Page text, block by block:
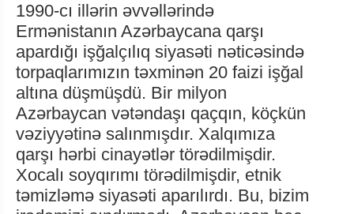
1990-cı illərin əvvəllərində
Ermənistanın Azərbaycana qarşı
apardığı işğalçılıq siyasəti nəticəsində
torpaqlarımızın təxminən 20 faizi işğal
altına düşmüşdü. Bir milyon
Azərbaycan vətəndaşı qaçqın, köçkün
vəziyyətinə salınmışdır. Xalqımıza
qarşı hərbi cinayətlər törədilmişdir.
Xocalı soyqırımı törədilmişdir, etnik
təmizləmə siyasəti aparılırdı. Bu, bizim